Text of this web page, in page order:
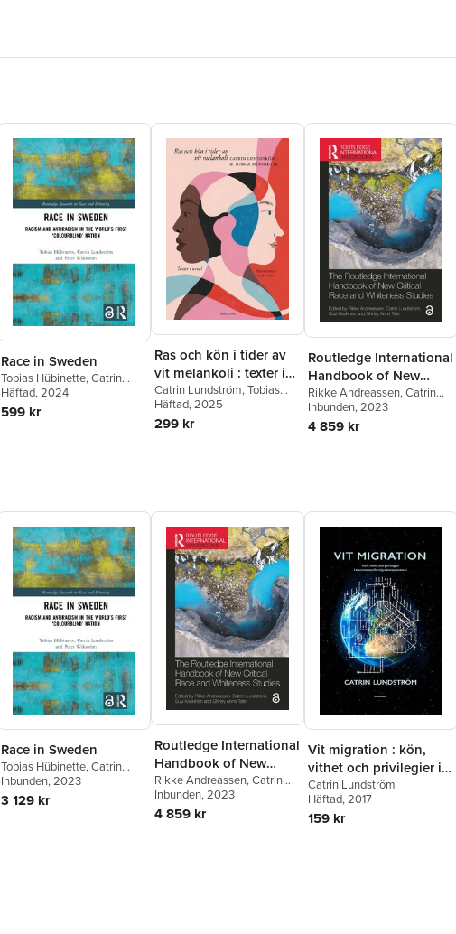
Race in Sweden
Tobias Hübinette,Catrin
Lundström,Peter Wikström
Häftad, 2024
599 kr
Ras och kön i tider av
vit melankoli : texter i
urval
Catrin Lundström,Tobias
Hübinette
Häftad, 2025
299 kr
Routledge International
Handbook of New
Critical Race and
Whiteness Studies
Rikke Andreassen, Catrin
Lundström,Suvi Keskinen
Shirley Anne Tate
Inbunden, 2023
4 859 kr
Race in Sweden
Tobias Hübinette,Catrin
Lundström,Peter Wikström
Inbunden, 2023
3 129 kr
Routledge International
Handbook of New
Critical Race and
Whiteness Studies
Rikke Andreassen,Catrin
Lundström,Suvi Keskinen
Shirley Anne Tate
Inbunden, 2023
4 859 kr
Vit migration : kön,
vithet och privilegier i
transnationella
migrationsprocesser
Catrin Lundström
Häftad, 2017
159 kr